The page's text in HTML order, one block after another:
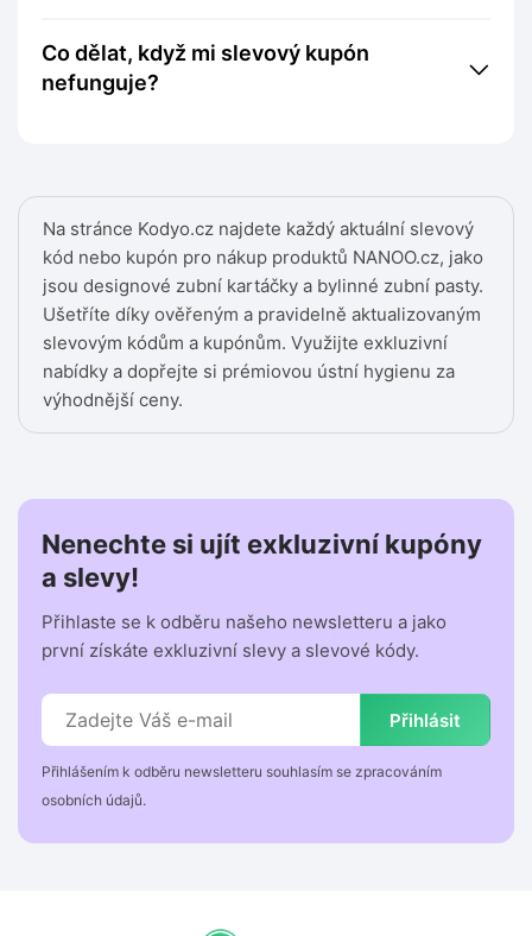
Na stránce Kodyo.cz najdete každý aktuální slevový
kód nebo kupón pro nákup produktů NANOO.cz, jako
jsou designové zubní kartáčky a bylinné zubní pasty.
Ušetříte díky ověřeným a pravidelně aktualizovaným
slevovým kódům a kupónům. Využijte exkluzivní
nabídky a dopřejte si prémiovou ústní hygienu za
výhodnější ceny.
Co dělat, když mi slevový kupón
nefunguje?
Nenechte si ujít exkluzivní kupóny
a slevy!
Přihlaste se k odběru našeho newsletteru a jako
první získáte exkluzivní slevy a slevové kódy.
Přihlásit
Přihlášením k odběru newsletteru souhlasím se zpracováním
osobních údajů.